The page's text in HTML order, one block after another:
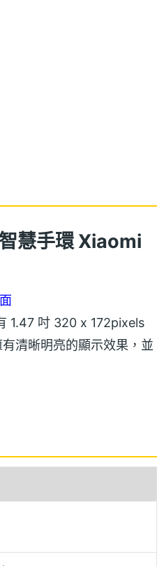
慧手環 Xiaomi
1.47 吋 320 x 172pixels
清晰明亮的顯示效果，並
配防指紋塗層，提升螢幕
影響。顯示方面，帶來
格來搭配錶面。
手的環扣設計以及纖薄
等級，腕帶採用親膚 TPU